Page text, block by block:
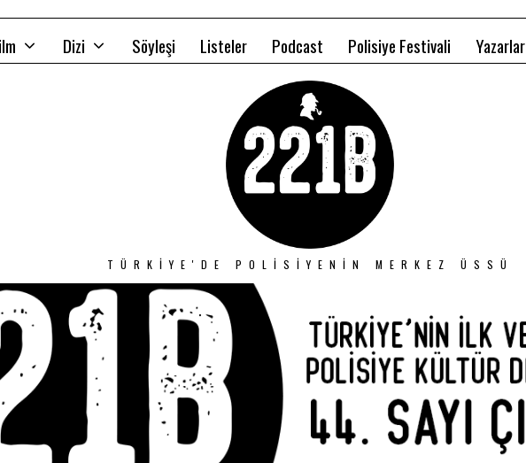
Dizi Söyleşi Listeler Podcast Polisiye Festivali Yazarlar
TÜRKIYE'DE POLISIYENIN MERKEZ ÜSSÜ